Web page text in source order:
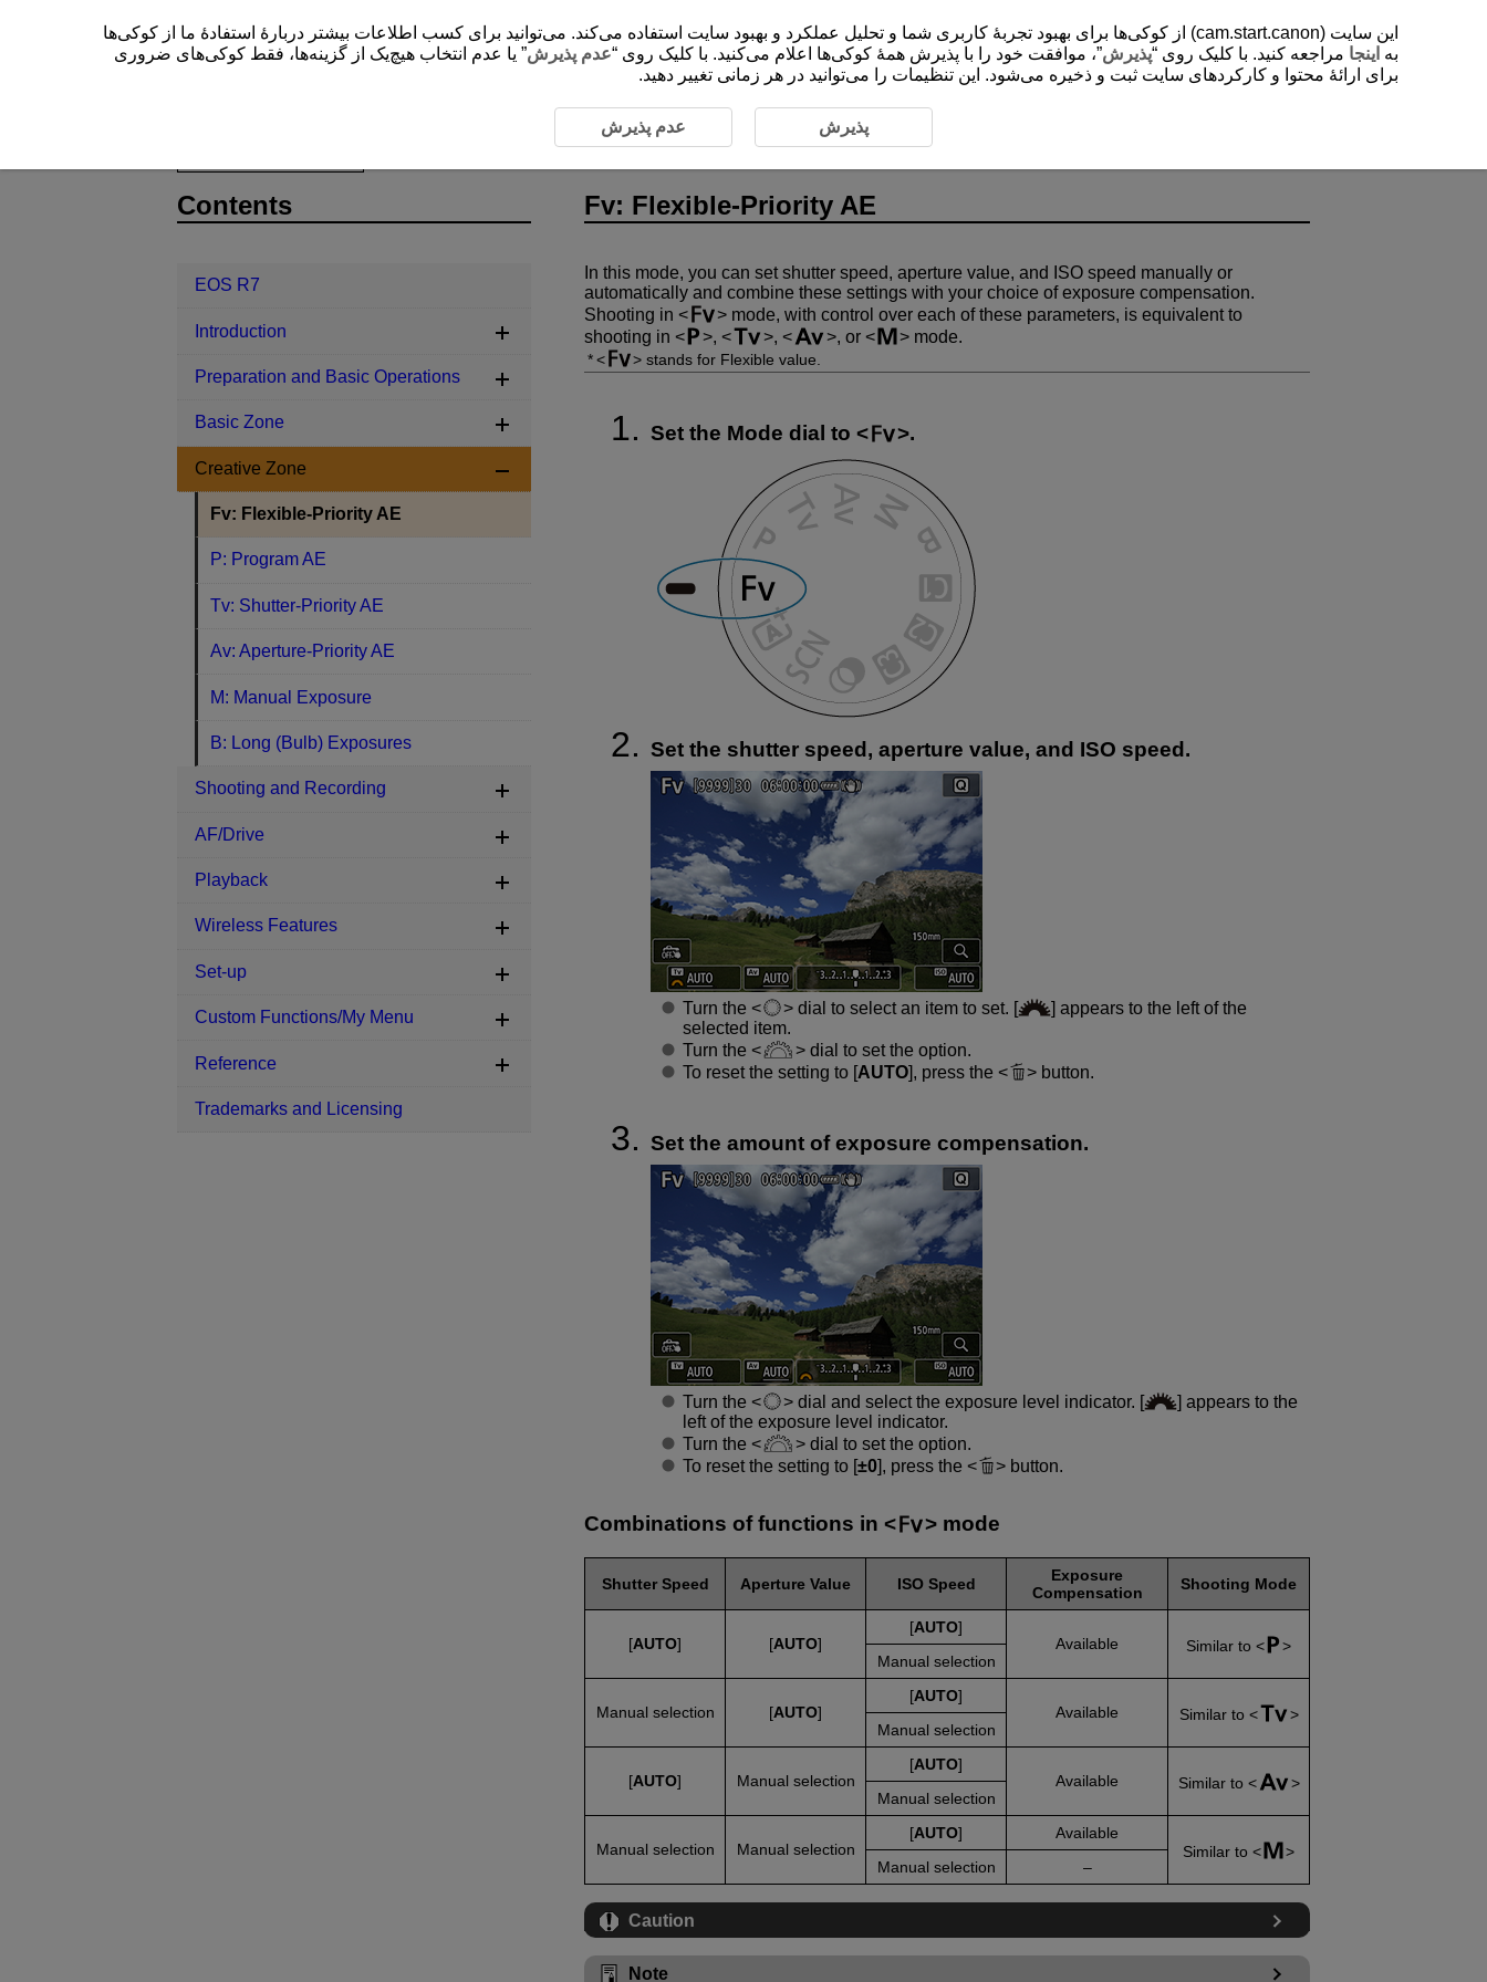
Fv: Flexible-Priority AE
Fv: Flexible-Priority AE
In this mode, you can set shutter speed, aperture value, and ISO speed manually or
automatically and combine these settings with your choice of exposure compensation.
Shooting in
mode, with control over each of these parameters, is equivalent to
shooting in
, , , or mode.
stands for Flexible value.
Set the Mode dial to .
Set the shutter speed, aperture value, and ISO speed.
Turn the dial to select an item to set. [
] appears to the left of the
selected item.
Turn the
dial to set the option.
To reset the setting to [AUTO], press the button.
Set the amount of exposure compensation.
Turn the dial and select the exposure level indicator. [
] appears to the
left of the exposure level indicator.
Turn the
dial to set the option.
To reset the setting to [±0], press the button.
Combinations of functions in mode
Shutter Speed Aperture Value ISO Speed
Exposure
Compensation
Shooting Mode
[AUTO] [AUTO]
[AUTO]
Available
Similar to
Manual selection
Manual selection [AUTO]
[AUTO]
Available
Similar to
Manual selection
[AUTO] Manual selection
[AUTO]
Available
Similar to
Manual selection
Manual selection Manual selection
[AUTO]
Available
Similar to
Manual selection
–
Caution
Note
Contents
EOS R7
Introduction
Preparation and Basic Operations
Basic Zone
Creative Zone
Fv: Flexible-Priority AE
P: Program AE
Tv: Shutter-Priority AE
Av: Aperture-Priority AE
M: Manual Exposure
B: Long (Bulb) Exposures
Shooting and Recording
AF/Drive
Playback
Wireless Features
Set-up
Custom Functions/My Menu
Reference
Trademarks and Licensing
این سایت (cam.start.canon) از کوکی‌ها برای بهبود تجربۀ کاربری شما و تحلیل عملکرد و بهبود سایت استفاده می‌کند. می‌توانید برای کسب اطلاعات بیشتر دربارۀ استفادۀ ما از کوکی‌ها
به اینجا مراجعه کنید. با کلیک روی “پذیرش”، موافقت خود را با پذیرش همۀ کوکی‌ها اعلام می‌کنید. با کلیک روی “عدم پذیرش” یا عدم انتخاب هیچ‌یک از گزینه‌ها، فقط کوکی‌های ضروری
برای ارائۀ محتوا و کارکردهای سایت ثبت و ذخیره می‌شود. این تنظیمات را می‌توانید در هر زمانی تغییر دهید.
پذیرش عدم پذیرش